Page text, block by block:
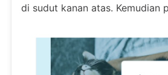
di sudut kanan atas. Kemudian